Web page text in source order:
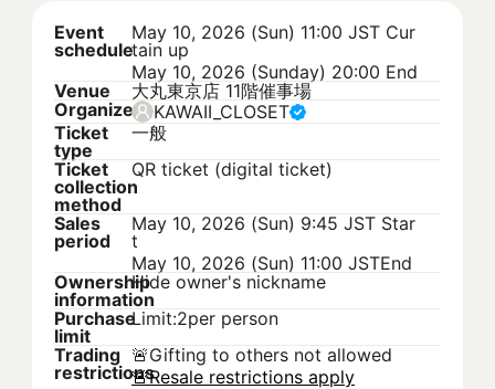
Event
schedule
May 10, 2026 (Sun) 11:00 JST Cur
tain up
May 10, 2026 (Sunday) 20:00 End
Venue
大丸東京店 11階催事場
Organizer KAWAII_CLOSET
Ticket
type
一般
Ticket
collection
method
QR ticket (digital ticket)
Sales
period
May 10, 2026 (Sun) 9:45 JST Star
t
May 10, 2026 (Sun) 11:00 JSTEnd
Ownership
information
Hide owner's nickname
Purchase
limit
Limit:2per person
Trading
restrictions
🚨Gifting to others not allowed
🚨Resale restrictions apply